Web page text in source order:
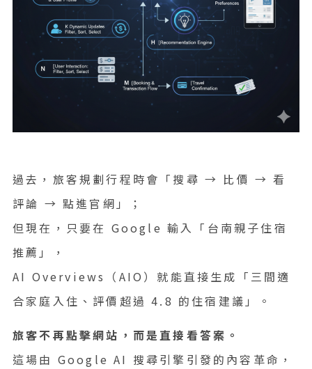
過去，旅客規劃行程時會「搜尋 → 比價 → 看
評論 → 點進官網」；
但現在，只要在 Google 輸入「台南親子住宿
推薦」，
AI Overviews（AIO）就能直接生成「三間適
合家庭入住、評價超過 4.8 的住宿建議」。
旅客不再點擊網站，而是直接看答案。
這場由 Google AI 搜尋引擎引發的內容革命，